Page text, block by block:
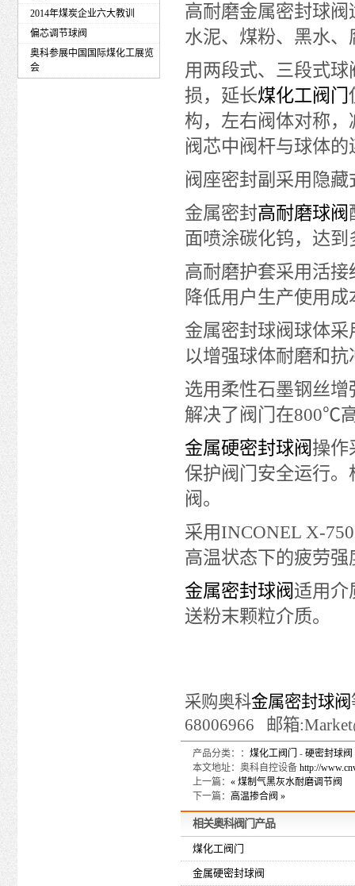
高耐磨金属密封球
水泥、煤粉、黑水
用两段式、三段式
损，延长煤化工阀门
构，左右阀体对称
阀芯中阀杆与球体
阀座密封副采用隐
金属密封高耐磨球阀
面喷涂碳化钨，达
高耐磨护套采用活
降低用户生产使用成
金属密封球阀球体
以增强球体耐磨和抗
选用柔性石墨钢丝
解决了阀门在800℃
金属硬密封球阀操作
保护阀门安全运行
阀。
采用INCONEL X-
高温状态下的疲劳强
金属密封球阀适用介
送粉末颗粒介质。
采购奥科金属密封球阀
68006966 邮箱
产品分类：： 煤化工阀门 - 硬密封球阀
本文地址：奥科自控设备 http://
上一篇： « 煤制气黑灰水耐磨调节阀
下一篇： 高温掺合阀 »
相关奥科阀门产品
煤化工阀门
金属硬密封球阀
2014年煤炭企业六大教训
偏芯调节球阀
奥科参展中国国际煤化工展览
会